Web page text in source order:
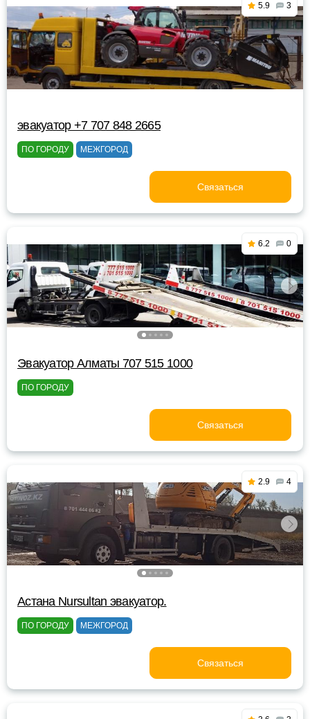
5.9 3
эвакуатор +7 707 848 2665
ПО ГОРОДУ МЕЖГОРОД
Связаться
6.2 0
Эвакуатор Алматы 707 515 1000
ПО ГОРОДУ
Связаться
2.9 4
Астана Nursultan эвакуатор.
ПО ГОРОДУ МЕЖГОРОД
Связаться